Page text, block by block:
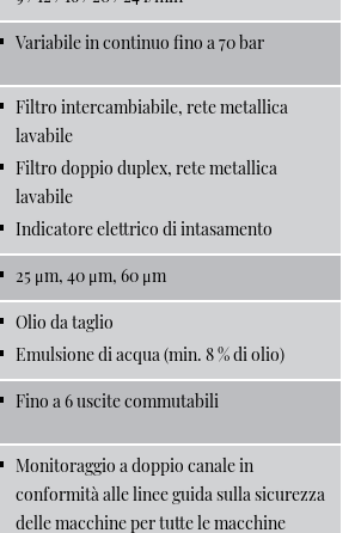
Variabile in continuo fino a 70 bar
Filtro intercambiabile, rete metallica
lavabile
Filtro doppio duplex, rete metallica
lavabile
Indicatore elettrico di intasamento
25 μm, 40 μm, 60 μm
Olio da taglio
Emulsione di acqua (min. 8 % di olio)
Fino a 6 uscite commutabili
Monitoraggio a doppio canale in
conformità alle linee guida sulla sicurezza
delle macchine per tutte le macchine